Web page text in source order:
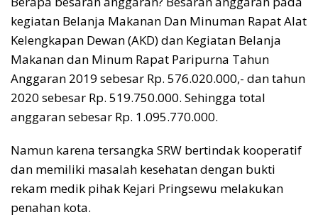
kegiatan Belanja Makanan Dan Minuman Rapat Alat
Kelengkapan Dewan (AKD) dan Kegiatan Belanja
Makanan dan Minum Rapat Paripurna Tahun
Anggaran 2019 sebesar Rp. 576.020.000,- dan tahun
2020 sebesar Rp. 519.750.000. Sehingga total
anggaran sebesar Rp. 1.095.770.000.
Namun karena tersangka SRW bertindak kooperatif
dan memiliki masalah kesehatan dengan bukti
rekam medik pihak Kejari Pringsewu melakukan
penahan kota.